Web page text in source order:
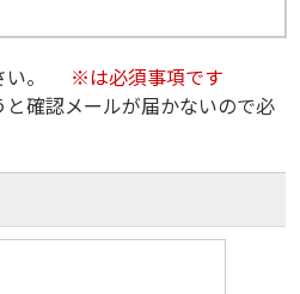
い。
※は必須事項です
と確認メールが届かないので必